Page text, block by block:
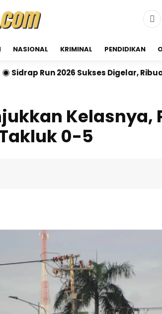
NASIONAL KRIMINAL PENDIDIKAN
Sukses Digelar, Ribuan Peserta
Kelasnya,
0-5